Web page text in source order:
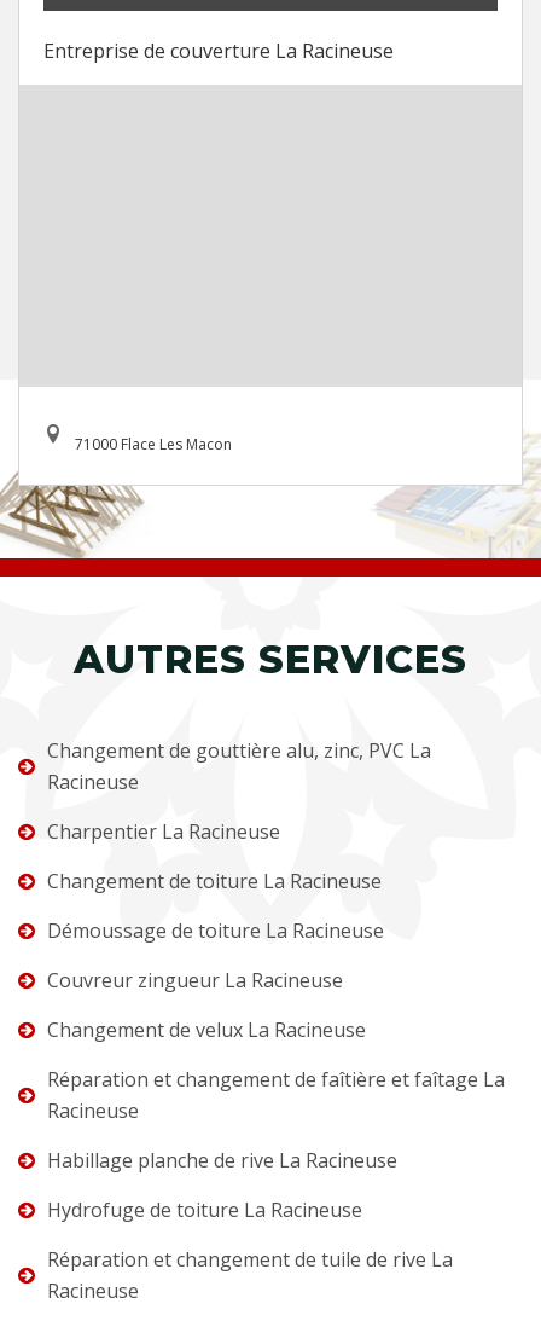
Entreprise de couverture La Racineuse
71000 Flace Les Macon
AUTRES SERVICES
Changement de gouttière alu, zinc, PVC La
Racineuse
Charpentier La Racineuse
Changement de toiture La Racineuse
Démoussage de toiture La Racineuse
Couvreur zingueur La Racineuse
Changement de velux La Racineuse
Réparation et changement de faîtière et faîtage La
Racineuse
Habillage planche de rive La Racineuse
Hydrofuge de toiture La Racineuse
Réparation et changement de tuile de rive La
Racineuse